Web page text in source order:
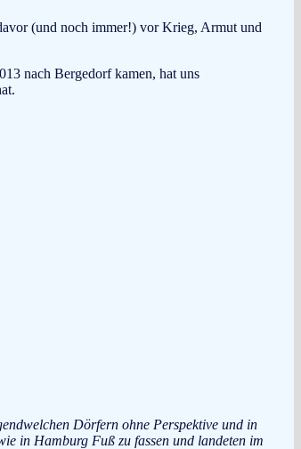
(und noch immer!) vor Krieg, Armut und
nach Bergedorf kamen, hat uns
Dörfern ohne Perspektive und in
in Hamburg Fuß zu fassen und landeten im